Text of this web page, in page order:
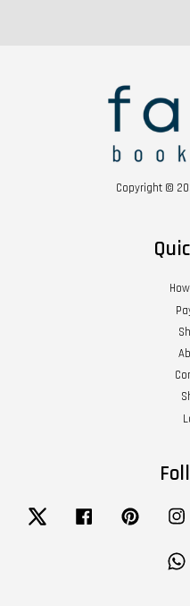
Copyright ©
Twitter Facebook Pinterest